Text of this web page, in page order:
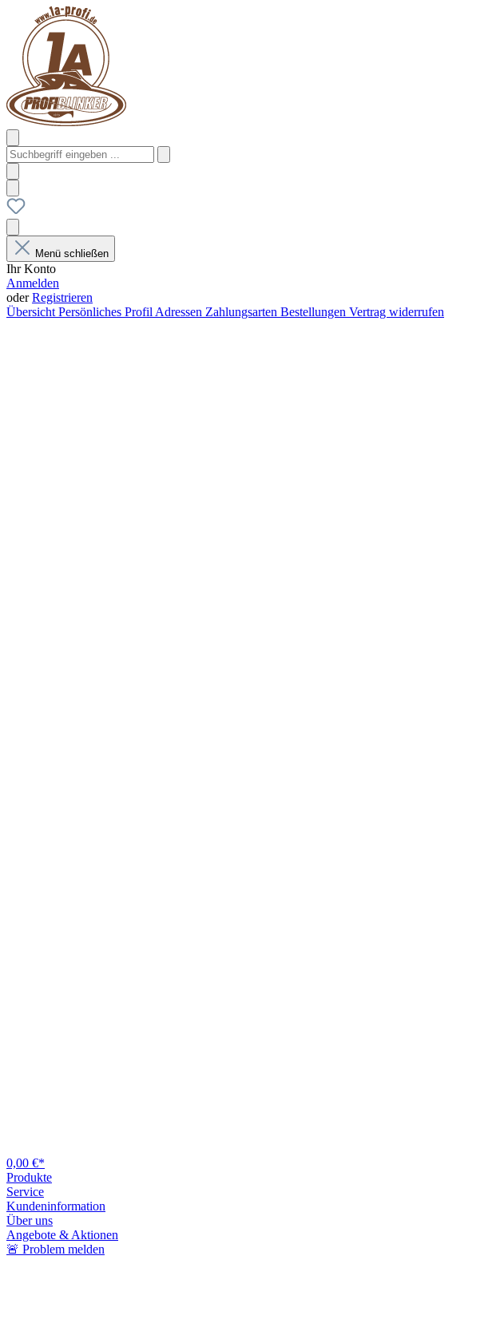
Menü schließen
Ihr Konto
Anmelden
oderRegistrieren
Übersicht Persönliches Profil Adressen Zahlungsarten Bestellungen Vertrag widerrufen
0,00 €*
Produkte
Service
Kundeninformation
Über uns
Angebote & Aktionen
🚨 Problem melden